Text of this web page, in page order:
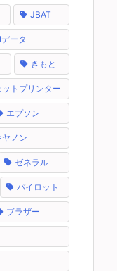
JBAT
ータ
きもと
トプリンター
エプソン
ヤノン
ゼネラル
パイロット
ブラザー